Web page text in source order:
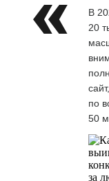
В
20
по
50